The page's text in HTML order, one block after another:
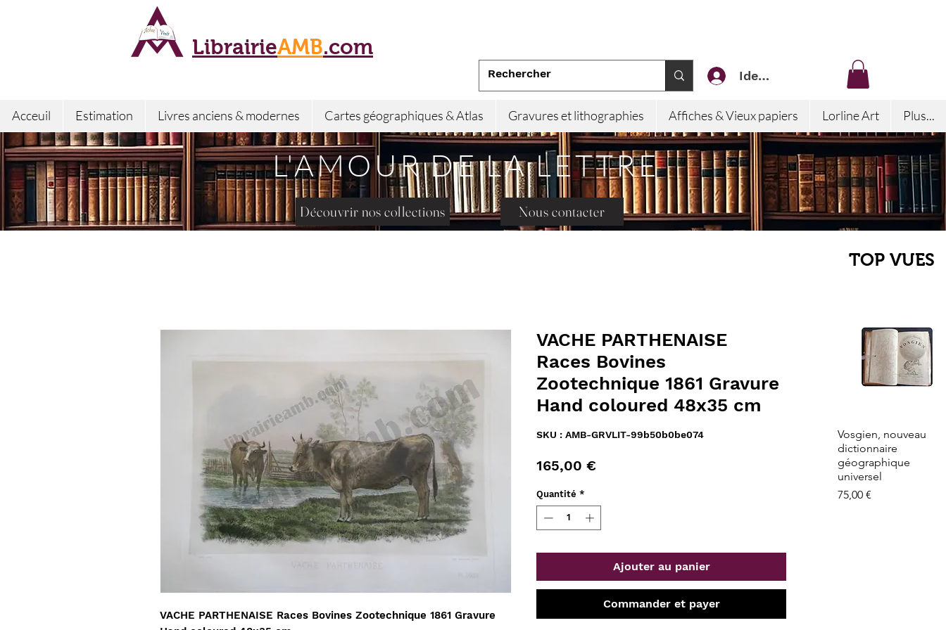
LibrairieAMB.com
Identifiez-vous
Acceuil Estimation Livres anciens & modernes Cartes géographiques & Atlas Gravures et lithographies Affiches & Vieux papiers Lorline Art Plus...
L'AMOUR DE LA LETTRE
Découvrir nos collections Nous contacter
VACHE PARTHENAISE Races Bovines Zootechnique 1861 Gravure
VACHE PARTHENAISE
Races Bovines
Zootechnique 1861 Gravure
Hand coloured 48x35 cm
SKU : AMB-GRVLIT-99b50b0be074
165,00 €Prix
Quantité *
Ajouter au panier
Commander et payer
TOP VUES
Aperçu rapide
Vosgien, nouveau
dictionnaire
géographique
universel
Prix
75,00 €